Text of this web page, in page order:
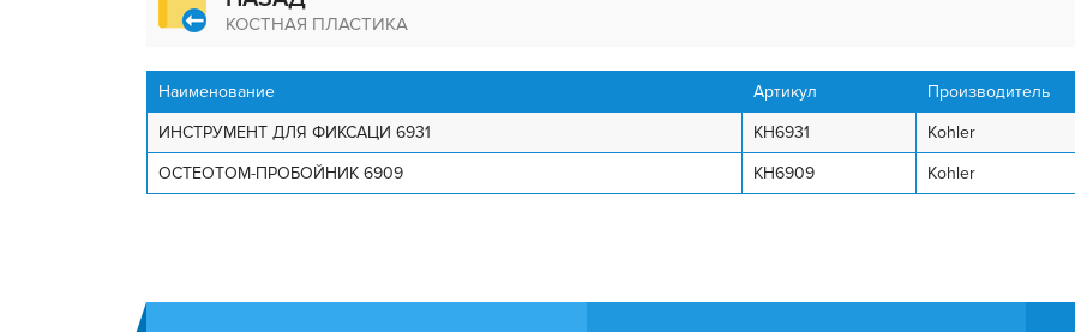
КОСТНАЯ ПЛАСТИКА
Наименование Артикул Производитель
ИНСТРУМЕНТ ДЛЯ ФИКСАЦИ 6931
KH6931
Kohler
ОСТЕОТОМ-ПРОБОЙНИК 6909
KH6909 Kohler